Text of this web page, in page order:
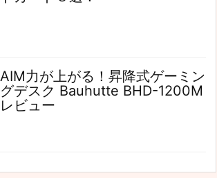
AIM力が上がる！昇降式ゲーミン
グデスク Bauhutte BHD-1200M
レビュー